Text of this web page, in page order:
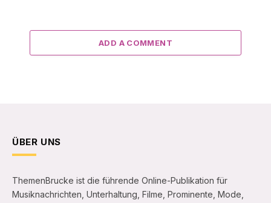
ADD A COMMENT
ÜBER UNS
ThemenBrucke ist die führende Online-Publikation für
Musiknachrichten, Unterhaltung, Filme, Prominente, Mode,